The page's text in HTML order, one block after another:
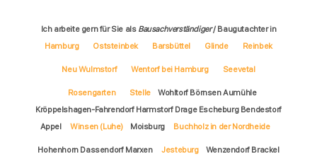
Ich arbeite gern für Sie als Bausachverständiger/ Baugutachter in
Hamburg
Oststeinbek Barsbüttel Glinde Reinbek
Neu Wulmstorf Wentorf bei Hamburg Seevetal
Rosengarten Stelle
Wohltorf Börnsen Aumühle
Kröppelshagen-Fahrendorf Harmstorf Drage Escheburg Bendestorf
Appel
Winsen (Luhe) Moisburg Buchholz in der Nordheide
Hohenhorn Dassendorf Marxen Jesteburg Wenzendorf Brackel